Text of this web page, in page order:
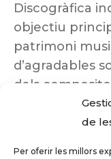
de
Per oferir les millors
Discogràfica
objectiu
patrimoni
d’agradables
dels